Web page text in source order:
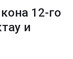
12-го
и